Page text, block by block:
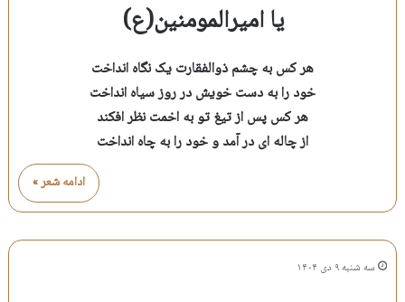
یا امیرالمومنین(ع)
هر کس به چشم ذوالفقارت یک نگاه انداخت
خود را به دست خویش در روز سیاه انداخت
هر کس پس از تیغ تو به اخمت نظر افکند
از چاله ای در آمد و خود را به چاه انداخت
ادامه شعر »
سه شنبه ۹ دی ۱۴۰۴